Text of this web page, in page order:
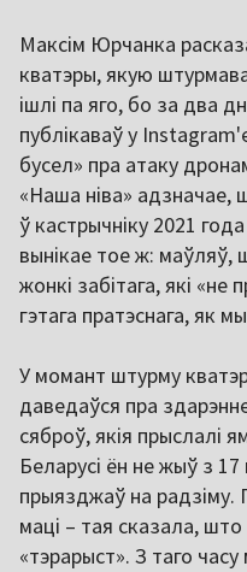
Максім Юрчанка
кватэры, якую
ішлі па яго, бо за два
публікаваў у
бусел» пра атаку
«Наша ніва» адзначае,
ў кастрычніку 2021
вынікае тое ж: маўляў,
жонкі забітага, які «не
гэтага пратэснага, як
У момант штурму
даведаўся пра
сяброў, якія прыслалі
Беларусі ён не жыў з
прыязджаў на радзіму.
маці – тая сказала,
«тэрарыст». З таго